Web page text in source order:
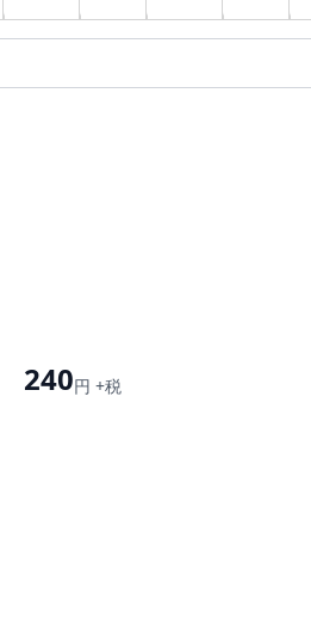
240円 +税